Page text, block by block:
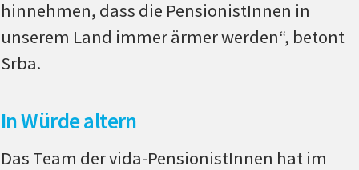
hinnehmen, dass die PensionistInnen in
unserem Land immer ärmer werden“, betont
Srba.
In Würde altern
Das Team der vida-PensionistInnen hat im